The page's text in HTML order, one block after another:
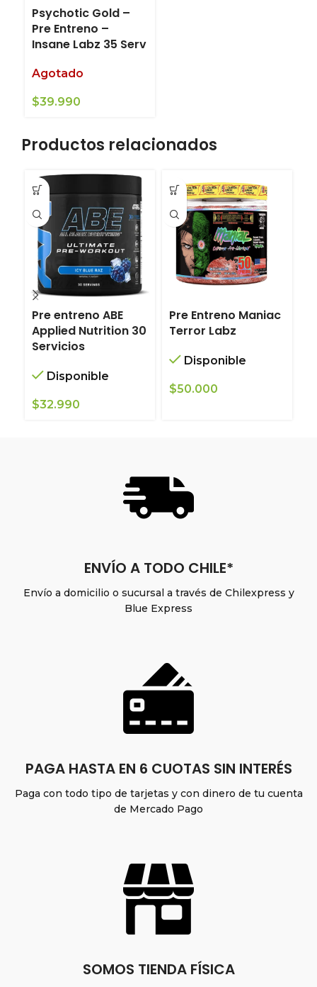
Psychotic Gold –
Pre Entreno –
Insane Labz 35 Serv
Agotado
$39.990
Productos relacionados
Pre entreno ABE
Applied Nutrition 30
Servicios
Disponible
$32.990
Pre Entreno Maniac
Terror Labz
Disponible
$50.000
ENVÍO A TODO CHILE*
Envío a domicilio o sucursal a través de Chilexpress y
Blue Express
PAGA HASTA EN 6 CUOTAS SIN INTERÉS
Paga con todo tipo de tarjetas y con dinero de tu cuenta
de Mercado Pago
SOMOS TIENDA FÍSICA